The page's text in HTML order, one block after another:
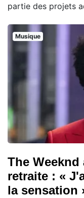
partie des projets
Musique
The
retraite : «
la sensation